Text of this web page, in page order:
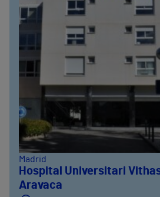
Madrid
Hospital Universitari
Aravaca